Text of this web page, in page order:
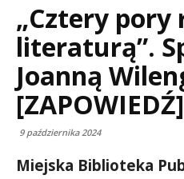
„Cztery pory
literaturą”.
Joanną
[ZAPOWIEDŹ]
9 października 2024
Miejska Biblioteka